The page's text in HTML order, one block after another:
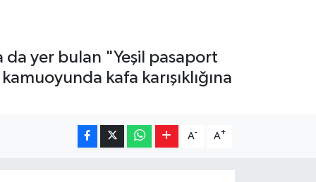
da yer bulan "Yeşil pasaport
kafa karışıklığına
A- A+